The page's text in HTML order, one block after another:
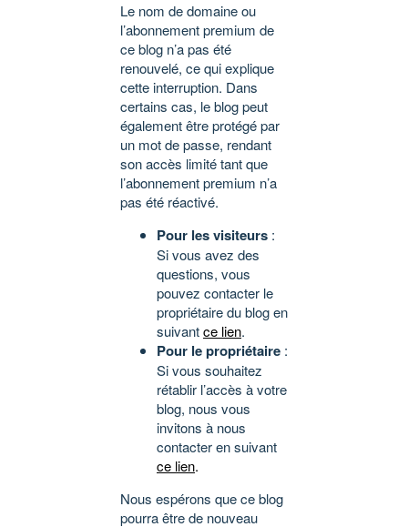
Le nom de domaine ou
l’abonnement premium de
ce blog n’a pas été
renouvelé, ce qui explique
cette interruption. Dans
certains cas, le blog peut
également être protégé par
un mot de passe, rendant
son accès limité tant que
l’abonnement premium n’a
pas été réactivé.
Pour les visiteurs :
Si vous avez des
questions, vous
pouvez contacter le
propriétaire du blog en
suivantce lien.
Pour le propriétaire :
Si vous souhaitez
rétablir l’accès à votre
blog, nous vous
invitons à nous
contacter en suivant
ce lien.
Nous espérons que ce blog
pourra être de nouveau